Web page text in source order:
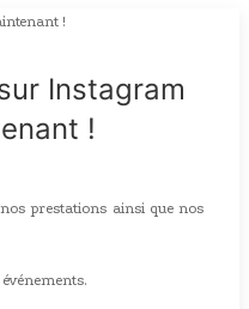
Instagram
!
prestations ainsi que nos